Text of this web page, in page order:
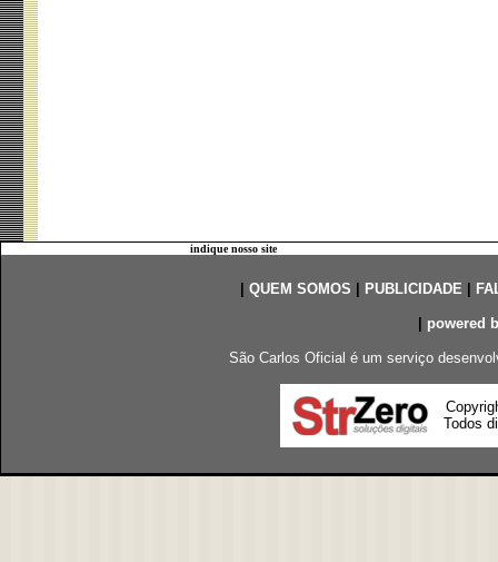
indique nosso site
QUEM SOMOS PUBLICIDADE|
powered
São Carlos Oficial é um serviço
Todos